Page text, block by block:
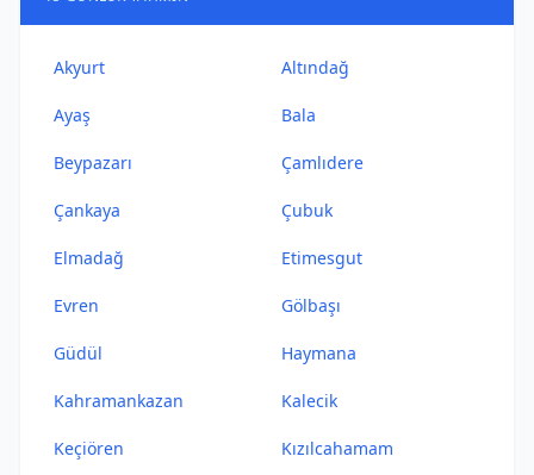
Akyurt Altındağ
Ayaş Bala
Beypazarı Çamlıdere
Çankaya Çubuk
Elmadağ Etimesgut
Evren Gölbaşı
Güdül Haymana
Kahramankazan Kalecik
Keçiören Kızılcahamam